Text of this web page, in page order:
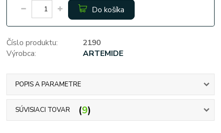
Do košíka
Číslo produktu:
2190
Výrobca:
ARTEMIDE
POPIS A PARAMETRE
SÚVISIACI TOVAR 9